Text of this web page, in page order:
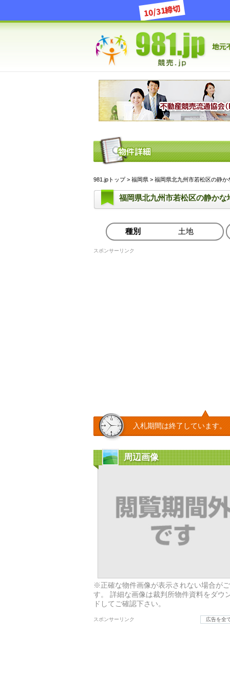
10/31締切
981.jpトップ> 福岡県 > 福岡県北九州市若松区の静
福岡県北九州市若松区の静かな
種別 土地
スポンサーリンク
入札期間は終了しています。
周辺画像
※正確な物件画像が表示されない場合が
す。 詳細な画像は裁判所物件資料をダウ
ドしてご確認下さい。
スポンサーリンク 広告を全